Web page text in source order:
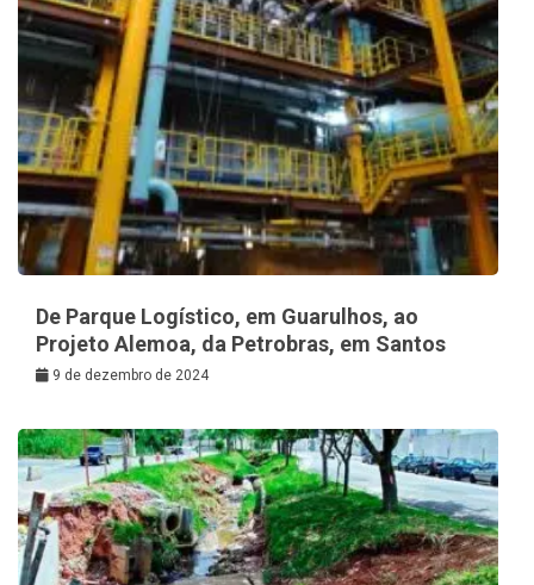
De Parque Logístico, em Guarulhos, ao
Projeto Alemoa, da Petrobras, em Santos
9 de dezembro de 2024